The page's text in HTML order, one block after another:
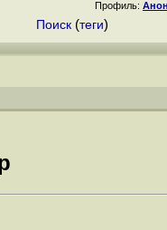
Профиль:
Поиск (теги)